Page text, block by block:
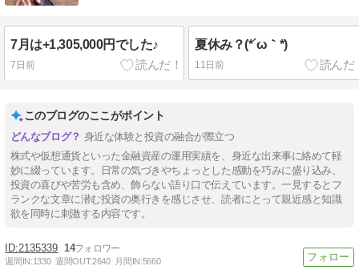
7月は+1,305,000円でした♪
7日前
夏休み？(*´ω｀*)
11日前
このブログのここがポイント
身近な体験と投資の融合が際立つ
株式や仮想通貨といった金融資産の運用実績を、身近な出来事に絡めて軽
妙に綴っています。日常の気づきやちょっとした感動を巧みに盛り込み、
投資の喜びや苦労も含め、飾らない語り口で伝えています。一見するとフ
ランクな文章に潜む投資の奥行きを感じさせ、読者にとって親近感と知識
欲を同時に刺激する内容です。
2135339 14
週間IN:1330 週間OUT:2640 月間IN:5660